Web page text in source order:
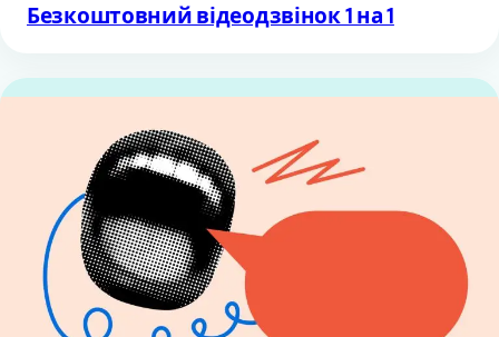
Безкоштовний відеодзвінок 1 на 1